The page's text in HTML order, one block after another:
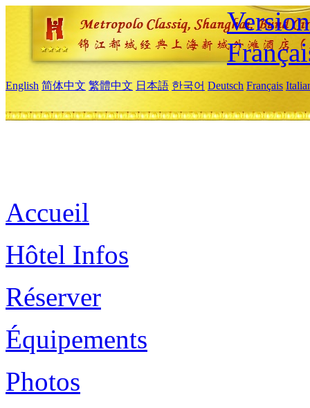
English 简体中文 繁體中文 日本語 한국어 Deutsch Français
Accueil
Hôtel Infos
Réserver
Équipements
Photos